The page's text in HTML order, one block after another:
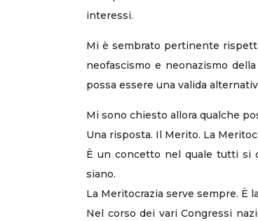
interessi.
Mi è sembrato pertinente
neofascismo e neonazismo
possa essere una valida
Mi sono chiesto allora qualche
Una risposta. Il Merito. La
È un concetto nel quale tutti si
siano.
La Meritocrazia serve sempre. È
Nel corso dei vari Congressi